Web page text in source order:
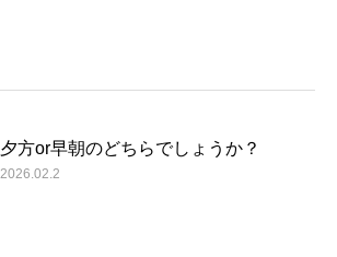
夕方or早朝のどちらでしょうか？
2026.02.2